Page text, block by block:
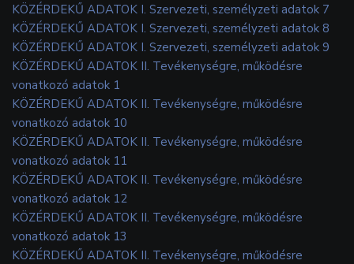
KÖZÉRDEKŰ ADATOK I. Szervezeti, személyzeti adatok 7
KÖZÉRDEKŰ ADATOK I. Szervezeti, személyzeti adatok 8
KÖZÉRDEKŰ ADATOK I. Szervezeti, személyzeti adatok 9
KÖZÉRDEKŰ ADATOK II. Tevékenységre, működésre
vonatkozó adatok 1
KÖZÉRDEKŰ ADATOK II. Tevékenységre, működésre
vonatkozó adatok 10
KÖZÉRDEKŰ ADATOK II. Tevékenységre, működésre
vonatkozó adatok 11
KÖZÉRDEKŰ ADATOK II. Tevékenységre, működésre
vonatkozó adatok 12
KÖZÉRDEKŰ ADATOK II. Tevékenységre, működésre
vonatkozó adatok 13
KÖZÉRDEKŰ ADATOK II. Tevékenységre, működésre